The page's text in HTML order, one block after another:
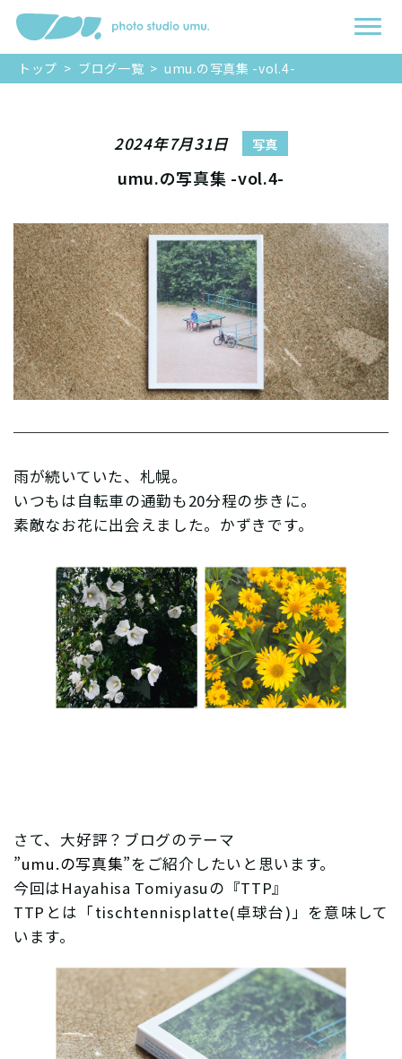
トップ > ブログ一覧 > umu.の写真集 -vol.4-
2024年7月31日 写真
umu.の写真集 -vol.4-
雨が続いていた、札幌。
いつもは自転車の通勤も20分程の歩きに。
素敵なお花に出会えました。かずきです。
さて、大好評？ブログのテーマ
”umu.の写真集”をご紹介したいと思います。
今回はHayahisa Tomiyasuの『TTP』
TTPとは「tischtennisplatte(卓球台)」を意味して
います。